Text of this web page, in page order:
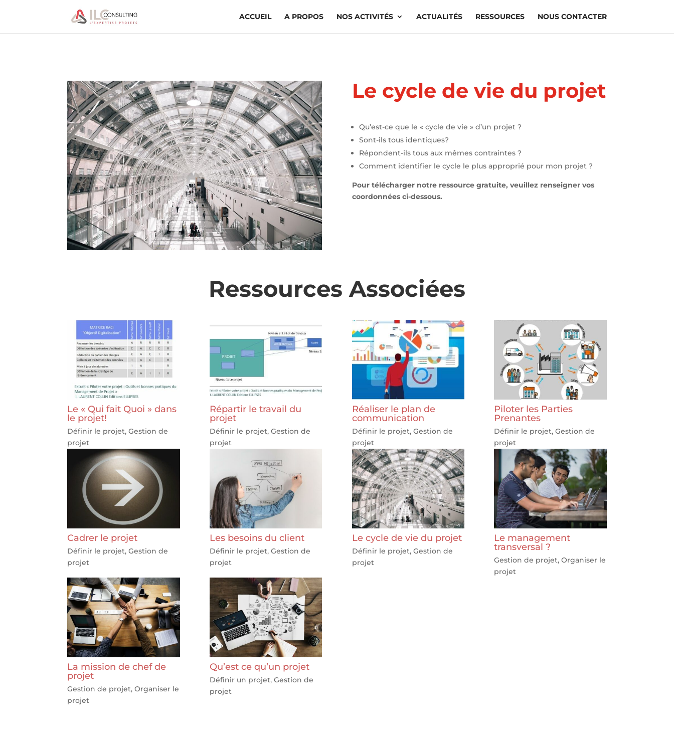
ACCUEIL A PROPOS NOS ACTIVITÉS ACTUALITÉS RESSOURCES NOUS CONTACTER
Le cycle de vie du projet
Qu’est-ce que le « cycle de vie » d’un projet ?
Sont-ils tous identiques?
Répondent-ils tous aux mêmes contraintes ?
Comment identifier le cycle le plus approprié pour mon projet ?
Pour télécharger notre ressource gratuite, veuillez renseigner vos
coordonnées ci-dessous.
Ressources Associées
Le « Qui fait Quoi » dans
le projet!
Définir le projet,Gestion de
projet
Répartir le travail du
projet
Définir le projet, Gestion de
projet
Réaliser le plan de
communication
Définir le projet, Gestion de
projet
Piloter les Parties
Prenantes
Définir le projet,Gestion de
projet
Cadrer le projet
Définir le projet,Gestion de
projet
Les besoins du client
Définir le projet, Gestion de
projet
Le cycle de vie du projet
Définir le projet, Gestion de
projet
Le management
transversal ?
Gestion de projet,Organiser le
projet
La mission de chef de
projet
Gestion de projet,Organiser le
projet
Qu’est ce qu’un projet
Définir un projet, Gestion de
projet